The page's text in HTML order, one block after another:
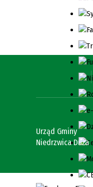
Urząd Gminy
Niedrzwica Duża